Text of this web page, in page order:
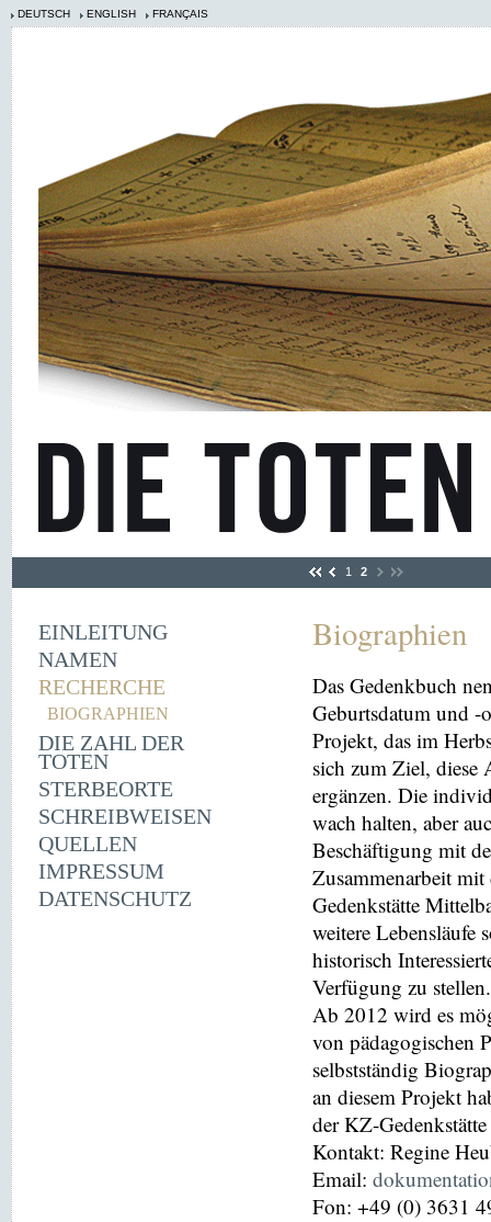
DEUTSCH ENGLISH FRANÇAIS
1 2
EINLEITUNG
NAMEN
RECHERCHE
BIOGRAPHIEN
DIE ZAHL DER
TOTEN
STERBEORTE
SCHREIBWEISEN
QUELLEN
IMPRESSUM
DATENSCHUTZ
Biographien
Das Gedenkbuch
Geburtsdatum und -
Projekt, das im
sich zum Ziel, diese
ergänzen. Die
wach halten, aber
Beschäftigung mit
Zusammenarbeit
Gedenkstätte
weitere Lebensläufe
historisch
Verfügung zu stellen.
Ab 2012 wird es
von pädagogischen
selbstständig
an diesem Projekt
der KZ-
Kontakt: Regine
Email:
Fon: +49 (0) 3631